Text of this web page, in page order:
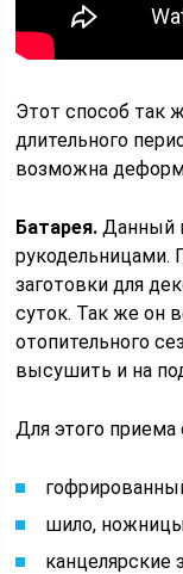
Этот способ так
длительного
возможна
Батарея.Данный
рукодельницами.
заготовки для
суток. Так же он
отопительного
высушить и на
Для этого
шило,
канцелярские